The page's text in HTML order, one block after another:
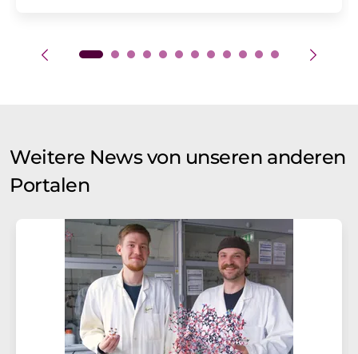
Weitere News von unseren anderen
Portalen